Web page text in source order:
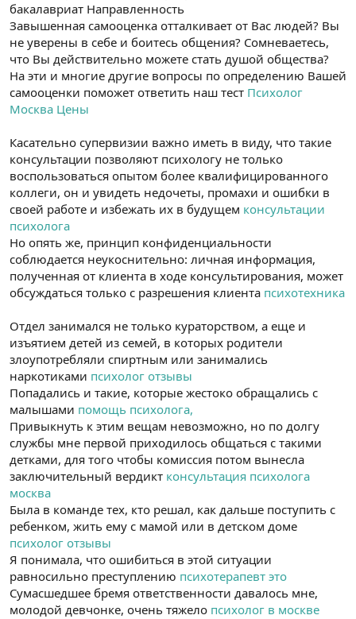
бакалавриат Направленность
Завышенная самооценка отталкивает от Вас людей? Вы
не уверены в себе и боитесь общения? Сомневаетесь,
что Вы действительно можете стать душой общества?
На эти и многие другие вопросы по определению Вашей
самооценки поможет ответить наш тест Психолог
Москва Цены
Касательно супервизии важно иметь в виду, что такие
консультации позволяют психологу не только
воспользоваться опытом более квалифицированного
коллеги, он и увидеть недочеты, промахи и ошибки в
своей работе и избежать их в будущем консультации
психолога
Но опять же, принцип конфиденциальности
соблюдается неукоснительно: личная информация,
полученная от клиента в ходе консультирования, может
обсуждаться только с разрешения клиента психотехника
Отдел занимался не только кураторством, а еще и
изъятием детей из семей, в которых родители
злоупотребляли спиртным или занимались
наркотиками психолог отзывы
Попадались и такие, которые жестоко обращались с
малышами помощь психолога,
Привыкнуть к этим вещам невозможно, но по долгу
службы мне первой приходилось общаться с такими
детками, для того чтобы комиссия потом вынесла
заключительный вердикт консультация психолога
москва
Была в команде тех, кто решал, как дальше поступить с
ребенком, жить ему с мамой или в детском доме
психолог отзывы
Я понимала, что ошибиться в этой ситуации
равносильно преступлению психотерапевт это
Сумасшедшее бремя ответственности давалось мне,
молодой девчонке, очень тяжело психолог в москве